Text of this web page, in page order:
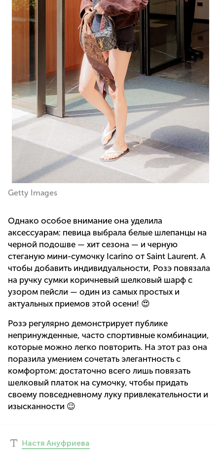
Getty Images
Однако особое внимание она уделила
аксессуарам: певица выбрала белые шлепанцы на
черной подошве — хит сезона — и черную
стеганую мини-сумочку Icarino от Saint Laurent. А
чтобы добавить индивидуальности, Розэ повязала
на ручку сумки коричневый шелковый шарф с
узором пейсли — один из самых простых и
актуальных приемов этой осени! 😍
Розэ регулярно демонстрирует публике
непринужденные, часто спортивные комбинации,
которые можно легко повторить. На этот раз она
поразила умением сочетать элегантность с
комфортом: достаточно всего лишь повязать
шелковый платок на сумочку, чтобы придать
своему повседневному луку привлекательности и
изысканности 😉
Настя Ануфриева